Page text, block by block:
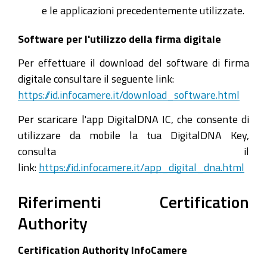
e le applicazioni precedentemente utilizzate.
Software per l'utilizzo della firma digitale
Per effettuare il download del software di firma
digitale consultare il seguente link:
https://id.infocamere.it/download_software.html
Per scaricare l'app DigitalDNA IC, che consente di
utilizzare da mobile la tua DigitalDNA Key,
consulta il
link: https://id.infocamere.it/app_digital_dna.html
Riferimenti Certification
Authority
Certification Authority InfoCamere